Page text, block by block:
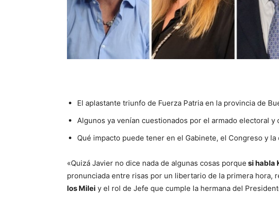
El aplastante triunfo de Fuerza Patria en la provincia de
Algunos ya venían cuestionados por el armado electoral y
Qué impacto puede tener en el Gabinete, el Congreso y la
«Quizá Javier no dice nada de algunas cosas porque si habla
pronunciada entre risas por un libertario de la primera hora,
los Milei y el rol de Jefe que cumple la hermana del